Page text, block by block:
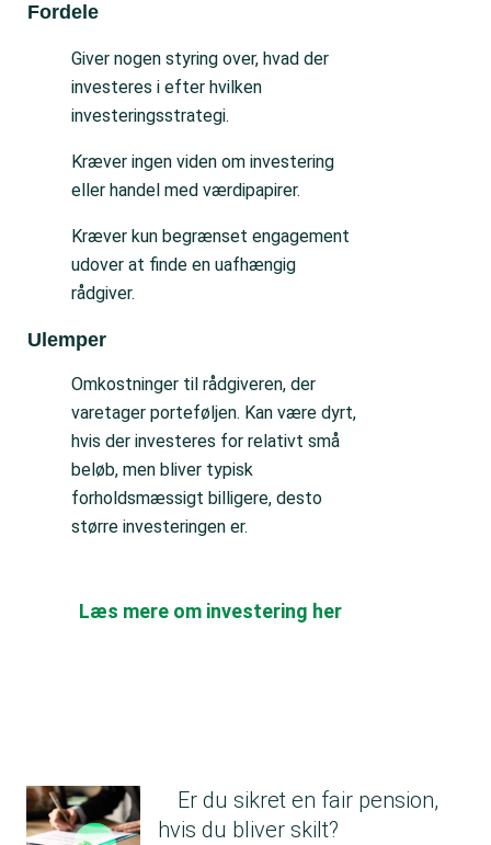
Fordele
Giver nogen styring over, hvad der
investeres i efter hvilken
investeringsstrategi.
Kræver ingen viden om investering
eller handel med værdipapirer.
Kræver kun begrænset engagement
udover at finde en uafhængig
rådgiver.
Ulemper
Omkostninger til rådgiveren, der
varetager porteføljen. Kan være dyrt,
hvis der investeres for relativt små
beløb, men bliver typisk
forholdsmæssigt billigere, desto
større investeringen er.
Læs mere om investering her
Er du sikret en fair pension,
hvis du bliver skilt?